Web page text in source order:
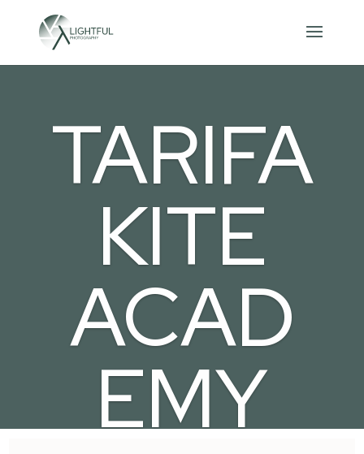
TARIFA
KITE
ACAD
EMY